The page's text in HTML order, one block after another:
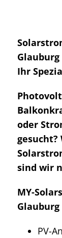
Ihr
oder
gesucht?
sind wir
MY-
Glauburg
PV-